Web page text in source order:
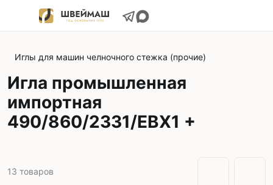
Иглы для машин челночного стежка (прочие)
Игла промышленная
импортная
490/860/2331/EBX1 +
13 товаров